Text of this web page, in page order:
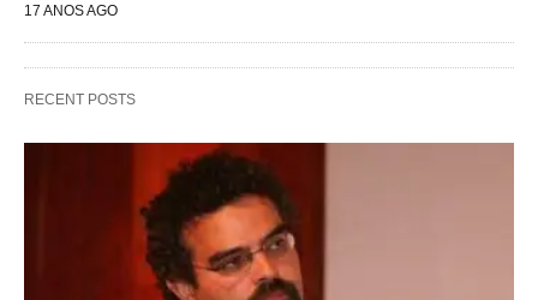
17 ANOS AGO
RECENT POSTS